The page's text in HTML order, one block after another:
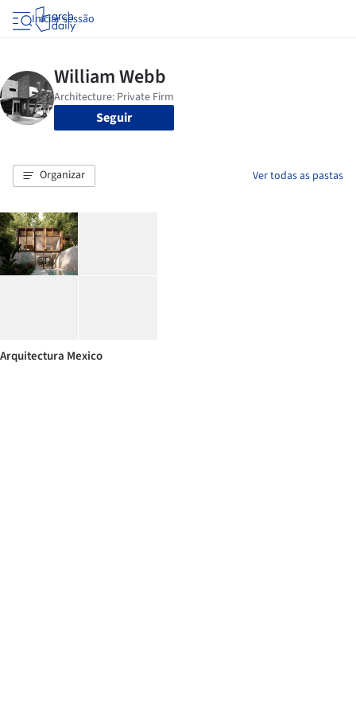
Iniciar sessão
Seguir
Organizar Ver todas as pastas
Arquitectura Mexico